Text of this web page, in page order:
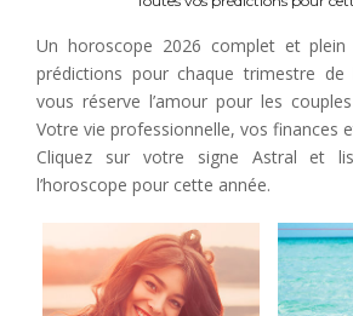
Un horoscope 2026 complet et
prédictions pour chaque trimestre de
vous réserve l’amour pour les
Votre vie professionnelle, vos finances
Cliquez sur votre signe Astral et
l’horoscope pour cette année.